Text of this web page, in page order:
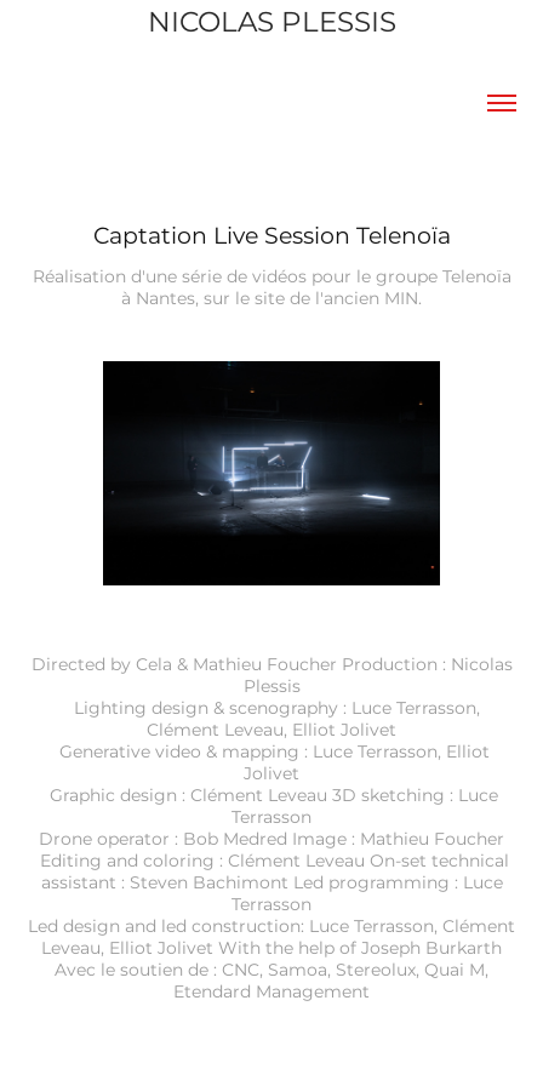
NICOLAS PLESSIS
Captation Live Session Telenoïa
Réalisation d'une série de vidéos pour le groupe Telenoïa
à Nantes, sur le site de l'ancien MIN.
Directed by Cela & Mathieu Foucher Production : Nicolas
Plessis
Lighting design & scenography : Luce Terrasson,
Clément Leveau, Elliot Jolivet
Generative video & mapping : Luce Terrasson, Elliot
Jolivet
Graphic design : Clément Leveau 3D sketching : Luce
Terrasson
Drone operator : Bob Medred Image : Mathieu Foucher
Editing and coloring : Clément Leveau On-set technical
assistant : Steven Bachimont Led programming : Luce
Terrasson
Led design and led construction: Luce Terrasson, Clément
Leveau, Elliot Jolivet With the help of Joseph Burkarth
Avec le soutien de : CNC, Samoa, Stereolux, Quai M,
Etendard Management